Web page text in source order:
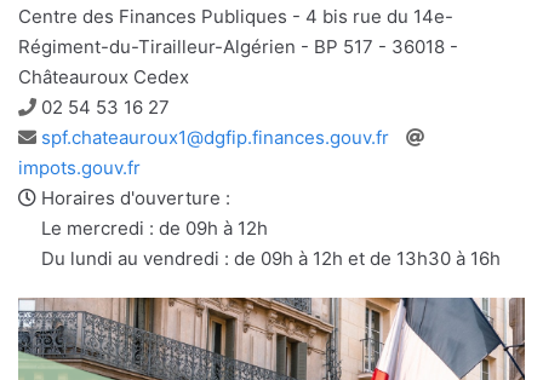
Centre des Finances Publiques - 4 bis rue du 14e-
Régiment-du-Tirailleur-Algérien - BP 517 - 36018 -
Châteauroux Cedex
Téléphone
02 54 53 16 27
Adresse
e-
mail
spf.chateauroux1@dgfip.finances.gouv.fr
impots.gouv.fr
Horaires d'ouverture :
Le mercredi : de 09h à 12h
Du lundi au vendredi : de 09h à 12h et de 13h30 à 16h